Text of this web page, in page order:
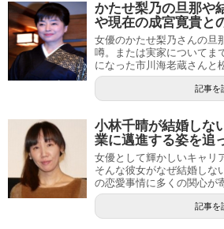
かたせ梨乃の旦那や
や現在の成宮寛貴と
女優のかたせ梨乃さんの旦
噂。または実家についてま
になった市川海老蔵さんと
記事を
小林千晴が結婚しな
業に邁進する姿を追
女優として輝かしいキャリ
そんな彼女がなぜ結婚しな
の恋愛事情に多くの関心が
記事を